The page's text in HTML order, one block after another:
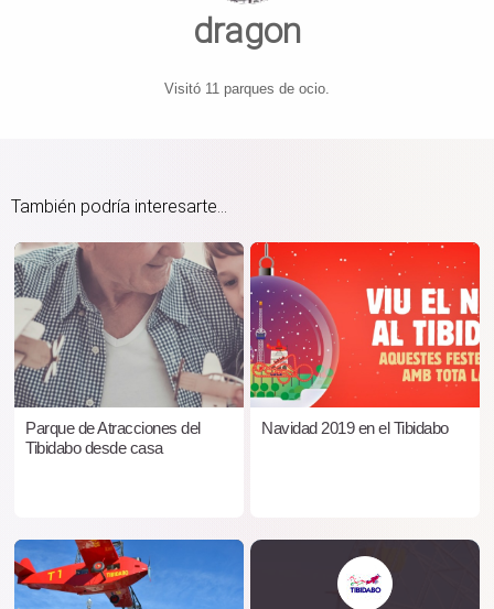
dragon
Visitó 11 parques de ocio.
También podría interesarte...
Parque de Atracciones del
Tibidabo desde casa
Navidad 2019 en el Tibidabo